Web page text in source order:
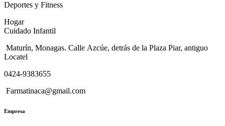
Deportes y Fitness
Hogar
Cuidado Infantil
Maturín, Monagas. Calle Azcúe, detrás de la Plaza Piar, antiguo
Locatel
0424-9383655
Farmatinaca@gmail.com
Empresa